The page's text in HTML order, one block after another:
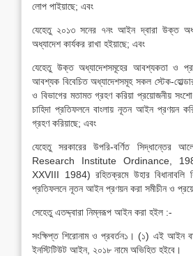
লোপ পাইয়াছে; এবং
যেহেতু ২০১৩ সনের ৭নং আইন দ্বারা উক্ত
অধ্যাদেশ কার্যকর রাখা হইয়াছে; এবং
যেহেতু উক্ত অধ্যাদেশসমূহের আবশ্যকতা ও
আবশ্যক বিবেচিত অধ্যাদেশসমূহ সকল স্টেক-
ও বিভাগের মতামত গ্রহণ করিয়া প্রয়োজনীয়
চাহিদা প্রতিফলনে বাংলায় নূতন আইন প্রণয়ন
গ্রহণ করিয়াছে; এবং
যেহেতু সরকারের উপরি-বর্ণিত
Research Institute Ordinance,
XXVIII 1984) রহিতক্রমে উহার বিধানাবলি
প্রতিফলনে নূতন আইন প্রণয়ন করা সমীচীন ও
সেহেতু এতদ্দ্বারা নিম্নরূপ আইন করা হইল :-
সংক্ষিপ্ত শিরোনাম ও প্রবর্তন১। (১) এই আইন
ইনস্টিটিউট আইন, ২০১৮ নামে অভিহিত হইবে।